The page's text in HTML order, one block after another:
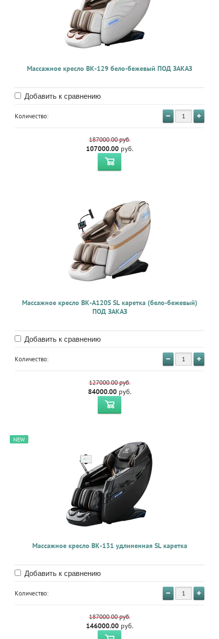
Массажное кресло BK-129 бело-бежевый ПОД ЗАКАЗ
Добавить к сравнению
Количество:
187000.00руб.
107000.00руб.
Массажное кресло BK-A120S SL каретка (бело-бежевый)
ПОД ЗАКАЗ
Добавить к сравнению
Количество:
127000.00руб.
84000.00руб.
NEW
Массажное кресло BK-131 удлиненная SL каретка
Добавить к сравнению
Количество:
187000.00руб.
146000.00руб.